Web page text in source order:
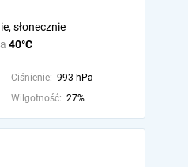
40°C
słonecznie
Ciśnienie: 993 hPa
Wilgotność: 27%